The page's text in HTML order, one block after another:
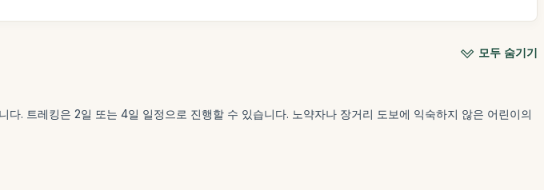
모두 숨기기
. 트레킹은 2일 또는 4일 일정으로 진행할 수 있습니다. 노약자나 장거리 도보에 익숙하지 않은 어린이의